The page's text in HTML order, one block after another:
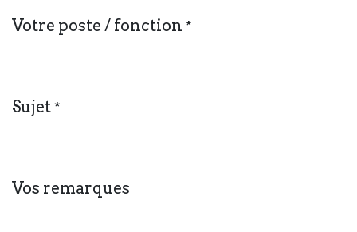
Votre poste / fonction *
Sujet *
Vos remarques